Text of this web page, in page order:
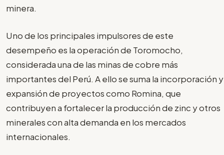
minera.
Uno de los principales impulsores de este
desempeño es la operación de Toromocho,
considerada una de las minas de cobre más
importantes del Perú. A ello se suma la incorporación y
expansión de proyectos como Romina, que
contribuyen a fortalecer la producción de zinc y otros
minerales con alta demanda en los mercados
internacionales.